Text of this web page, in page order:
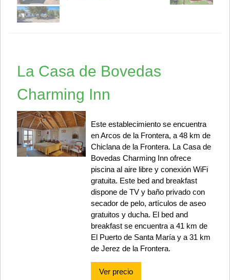
La Casa de Bovedas
Charming Inn
Este establecimiento se encuentra
en Arcos de la Frontera, a 48 km de
Chiclana de la Frontera. La Casa de
Bovedas Charming Inn ofrece
piscina al aire libre y conexión WiFi
gratuita. Este bed and breakfast
dispone de TV y baño privado con
secador de pelo, artículos de aseo
gratuitos y ducha. El bed and
breakfast se encuentra a 41 km de
El Puerto de Santa María y a 31 km
de Jerez de la Frontera.
Ver precio